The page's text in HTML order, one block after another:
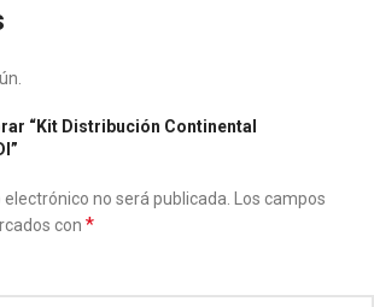
“Kit Distribución Continental
no será publicada. Los campos
con *